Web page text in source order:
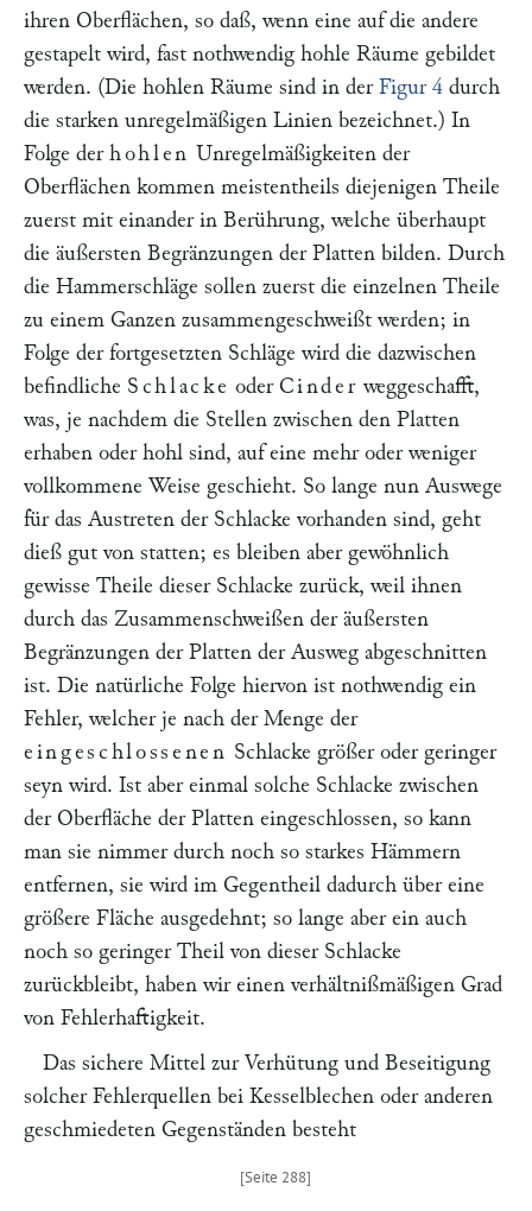
ihren Oberflächen, so daß, wenn eine auf die andere
gestapelt wird, fast nothwendig hohle Räume gebildet
werden. (Die hohlen Räume sind in der Figur 4 durch
die starken unregelmäßigen Linien bezeichnet.) In
Folge der hohlen Unregelmäßigkeiten der
Oberflächen kommen meistentheils diejenigen Theile
zuerst mit einander in Berührung, welche überhaupt
die äußersten Begränzungen der Platten bilden. Durch
die Hammerschläge sollen zuerst die einzelnen Theile
zu einem Ganzen zusammengeschweißt werden; in
Folge der fortgesetzten Schläge wird die dazwischen
befindliche Schlacke oderCinder weggeschafft,
was, je nachdem die Stellen zwischen den Platten
erhaben oder hohl sind, auf eine mehr oder weniger
vollkommene Weise geschieht. So lange nun Auswege
für das Austreten der Schlacke vorhanden sind, geht
dieß gut von statten; es bleiben aber gewöhnlich
gewisse Theile dieser Schlacke zurück, weil ihnen
durch das Zusammenschweißen der äußersten
Begränzungen der Platten der Ausweg abgeschnitten
ist. Die natürliche Folge hiervon ist nothwendig ein
Fehler, welcher je nach der Menge der
eingeschlossenen Schlacke größer oder geringer
seyn wird. Ist aber einmal solche Schlacke zwischen
der Oberfläche der Platten eingeschlossen, so kann
man sie nimmer durch noch so starkes Hämmern
entfernen, sie wird im Gegentheil dadurch über eine
größere Fläche ausgedehnt; so lange aber ein auch
noch so geringer Theil von dieser Schlacke
zurückbleibt, haben wir einen verhältnißmäßigen Grad
von Fehlerhaftigkeit.
Das sichere Mittel zur Verhütung und Beseitigung
solcher Fehlerquellen bei Kesselblechen oder anderen
geschmiedeten Gegenständen besteht